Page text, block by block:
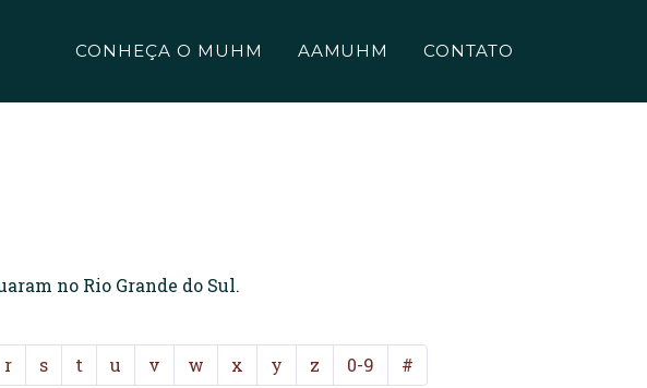
CONHEÇA O MUHM AAMUHM CONTATO
no Rio Grande do Sul.
r s t u v w x y z 0-9 #